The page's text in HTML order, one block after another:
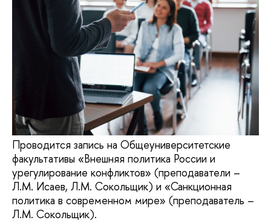
Проводится запись на Общеуниверситетские
факультативы «Внешняя политика России и
урегулирование конфликтов» (преподаватели –
Л.М. Исаев, Л.М. Сокольщик) и «Санкционная
политика в современном мире» (преподаватель –
Л.М. Сокольщик).